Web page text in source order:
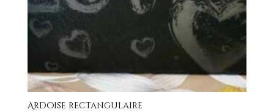
Ardoise rectangulaire